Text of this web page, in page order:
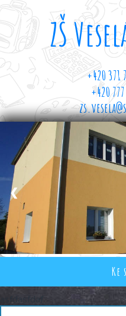
ZŠ
+420
+420
❮
Ke
asfdasfdaf